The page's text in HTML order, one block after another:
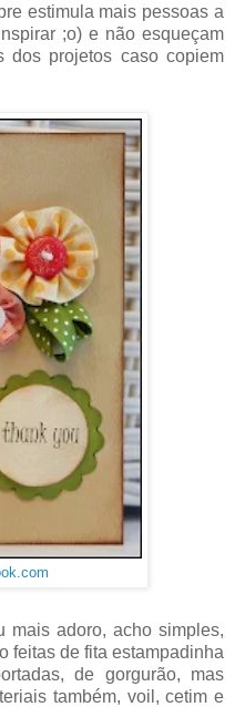
estimula mais pessoas a
;o) e não esqueçam
dos projetos caso copiem
mais adoro, acho simples,
feitas de fita estampadinha
de gorgurão, mas
também, voil, cetim e